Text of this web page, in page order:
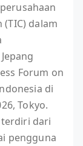
dalam
Forum on
di
Tokyo.
dari
pengguna